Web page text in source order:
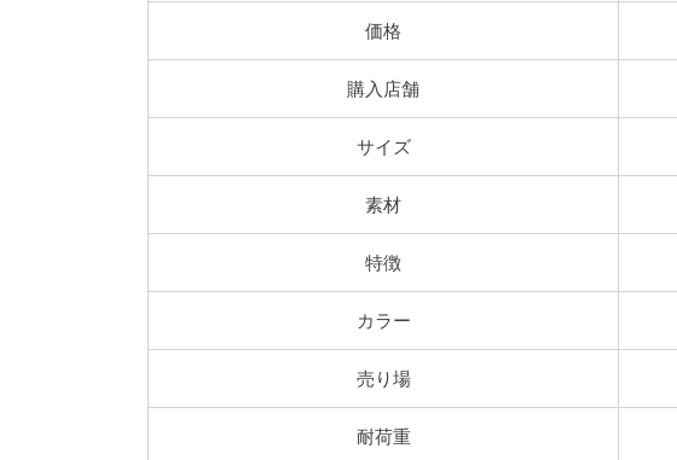
価格
購入店舗
サイズ
素材
特徴
カラー
売り場
耐荷重